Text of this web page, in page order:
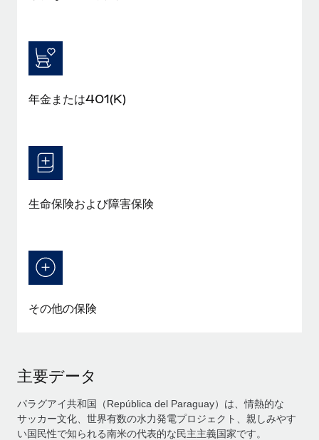
年金または401(K)
生命保険および障害保険
その他の保険
主要データ
パラグアイ共和国（República del Paraguay）は、情熱的な
サッカー文化、世界有数の水力発電プロジェクト、親しみやす
い国民性で知られる南米の代表的な民主主義国家です。